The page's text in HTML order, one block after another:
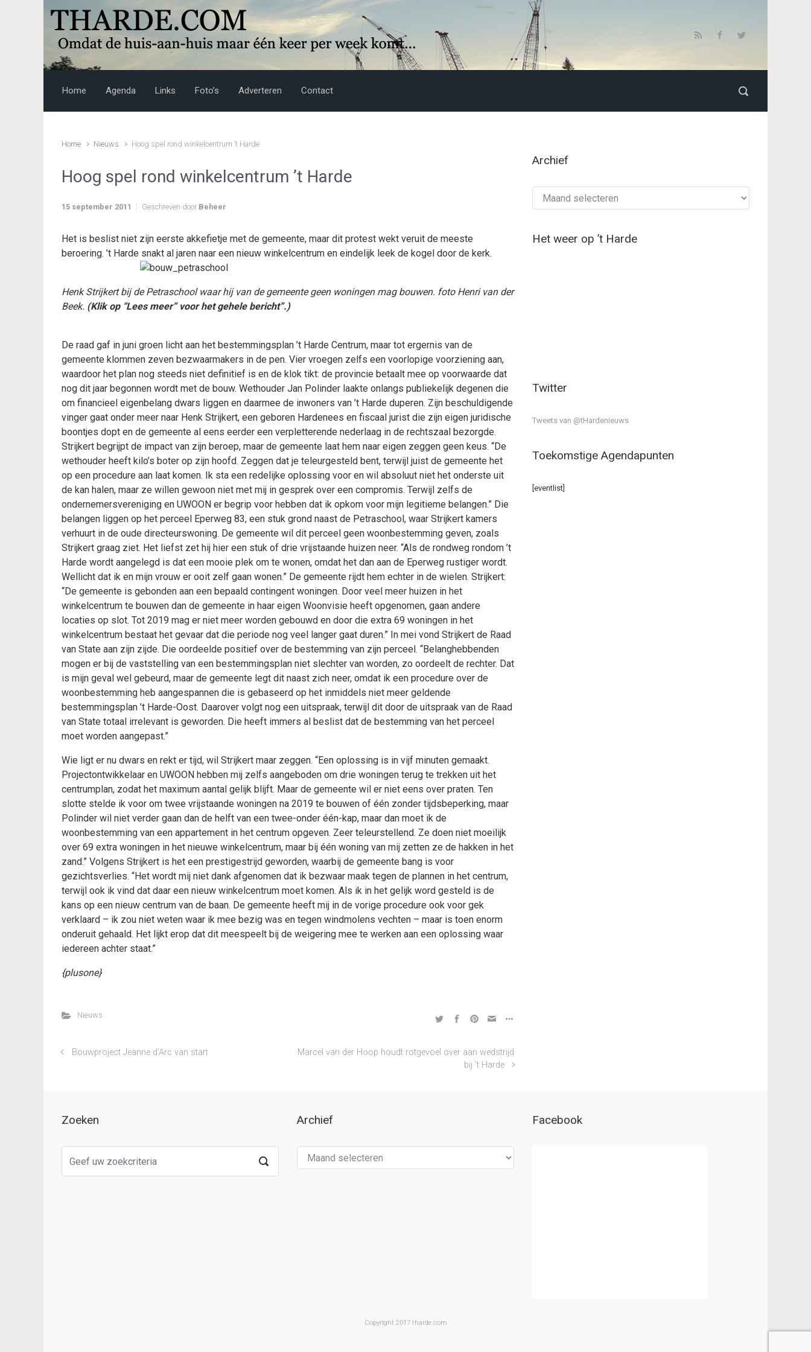
Skip to main content
Home Agenda Links Foto’s Adverteren Contact
Home Nieuws Hoog spel rond winkelcentrum ’t Harde
Hoog spel rond winkelcentrum ’t Harde
15 september 2011 Geschreven door Beheer
Het is beslist niet zijn eerste akkefietje met de gemeente, maar dit protest wekt veruit de meeste
beroering. ’t Harde snakt al jaren naar een nieuw winkelcentrum en eindelijk leek de kogel door de kerk.
Henk Strijkert bij de Petraschool waar hij van de gemeente geen woningen mag bouwen. foto Henri van der
Beek. (Klik op “Lees meer” voor het gehele bericht”.)
De raad gaf in juni groen licht aan het bestemmingsplan ’t Harde Centrum, maar tot ergernis van de
gemeente klommen zeven bezwaarmakers in de pen. Vier vroegen zelfs een voorlopige voorziening aan,
waardoor het plan nog steeds niet definitief is en de klok tikt: de provincie betaalt mee op voorwaarde dat
nog dit jaar begonnen wordt met de bouw. Wethouder Jan Polinder laakte onlangs publiekelijk degenen die
om financieel eigenbelang dwars liggen en daarmee de inwoners van ’t Harde duperen. Zijn beschuldigende
vinger gaat onder meer naar Henk Strijkert, een geboren Hardenees en fiscaal jurist die zijn eigen juridische
boontjes dopt en de gemeente al eens eerder een verpletterende nederlaag in de rechtszaal bezorgde.
Strijkert begrijpt de impact van zijn beroep, maar de gemeente laat hem naar eigen zeggen geen keus. “De
wethouder heeft kilo’s boter op zijn hoofd. Zeggen dat je teleurgesteld bent, terwijl juist de gemeente het
op een procedure aan laat komen. Ik sta een redelijke oplossing voor en wil absoluut niet het onderste uit
de kan halen, maar ze willen gewoon niet met mij in gesprek over een compromis. Terwijl zelfs de
ondernemersvereniging en UWOON er begrip voor hebben dat ik opkom voor mijn legitieme belangen.” Die
belangen liggen op het perceel Eperweg 83, een stuk grond naast de Petraschool, waar Strijkert kamers
verhuurt in de oude directeurswoning. De gemeente wil dit perceel geen woonbestemming geven, zoals
Strijkert graag ziet. Het liefst zet hij hier een stuk of drie vrijstaande huizen neer. “Als de rondweg rondom ’t
Harde wordt aangelegd is dat een mooie plek om te wonen, omdat het dan aan de Eperweg rustiger wordt.
Wellicht dat ik en mijn vrouw er ooit zelf gaan wonen.” De gemeente rijdt hem echter in de wielen. Strijkert:
“De gemeente is gebonden aan een bepaald contingent woningen. Door veel meer huizen in het
winkelcentrum te bouwen dan de gemeente in haar eigen Woonvisie heeft opgenomen, gaan andere
locaties op slot. Tot 2019 mag er niet meer worden gebouwd en door die extra 69 woningen in het
winkelcentrum bestaat het gevaar dat die periode nog veel langer gaat duren.” In mei vond Strijkert de Raad
van State aan zijn zijde. Die oordeelde positief over de bestemming van zijn perceel. “Belanghebbenden
mogen er bij de vaststelling van een bestemmingsplan niet slechter van worden, zo oordeelt de rechter. Dat
is mijn geval wel gebeurd, maar de gemeente legt dit naast zich neer, omdat ik een procedure over de
woonbestemming heb aangespannen die is gebaseerd op het inmiddels niet meer geldende
bestemmingsplan ’t Harde-Oost. Daarover volgt nog een uitspraak, terwijl dit door de uitspraak van de Raad
van State totaal irrelevant is geworden. Die heeft immers al beslist dat de bestemming van het perceel
moet worden aangepast.”
Wie ligt er nu dwars en rekt er tijd, wil Strijkert maar zeggen. “Een oplossing is in vijf minuten gemaakt.
Projectontwikkelaar en UWOON hebben mij zelfs aangeboden om drie woningen terug te trekken uit het
centrumplan, zodat het maximum aantal gelijk blijft. Maar de gemeente wil er niet eens over praten. Ten
slotte stelde ik voor om twee vrijstaande woningen na 2019 te bouwen of één zonder tijdsbeperking, maar
Polinder wil niet verder gaan dan de helft van een twee-onder één-kap, maar dan moet ik de
woonbestemming van een appartement in het centrum opgeven. Zeer teleurstellend. Ze doen niet moeilijk
over 69 extra woningen in het nieuwe winkelcentrum, maar bij één woning van mij zetten ze de hakken in het
zand.” Volgens Strijkert is het een prestigestrijd geworden, waarbij de gemeente bang is voor
gezichtsverlies. “Het wordt mij niet dank afgenomen dat ik bezwaar maak tegen de plannen in het centrum,
terwijl ook ik vind dat daar een nieuw winkelcentrum moet komen. Als ik in het gelijk word gesteld is de
kans op een nieuw centrum van de baan. De gemeente heeft mij in de vorige procedure ook voor gek
verklaard – ik zou niet weten waar ik mee bezig was en tegen windmolens vechten – maar is toen enorm
onderuit gehaald. Het lijkt erop dat dit meespeelt bij de weigering mee te werken aan een oplossing waar
iedereen achter staat.”
{plusone}
Nieuws
Bouwproject Jeanne d’Arc van start
Marcel van der Hoop houdt rotgevoel over aan wedstrijd
bij ’t Harde
Archief
Het weer op ’t Harde
Twitter
Tweets van @tHardenieuws
Toekomstige Agendapunten
[eventlist]
Zoeken Archief Facebook
Copyright 2017 tharde.com